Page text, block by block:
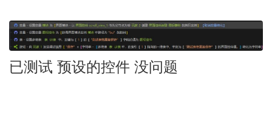
已测试 预设的控件 没问题